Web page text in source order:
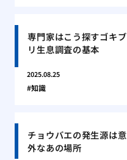
専門家はこう探すゴキブ
リ生息調査の基本
2025.08.25
知識
チョウバエの発生源は意
外なあの場所